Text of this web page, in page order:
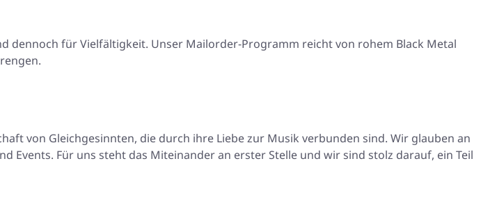
dennoch für Vielfältigkeit. Unser Mailorder-Programm reicht von rohem Black Metal
von Gleichgesinnten, die durch ihre Liebe zur Musik verbunden sind. Wir glauben an
Events. Für uns steht das Miteinander an erster Stelle und wir sind stolz darauf, ein Teil